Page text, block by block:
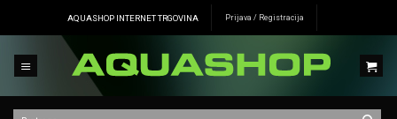
AQUASHOP INTERNET TRGOVINA Prijava / Registracija